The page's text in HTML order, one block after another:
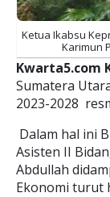
Ketua Ikabsu
Karimun
Kwarta5.com
Sumatera
2023-2028
Dalam hal ini
Asisten II
Abdullah
Ekonomi turut